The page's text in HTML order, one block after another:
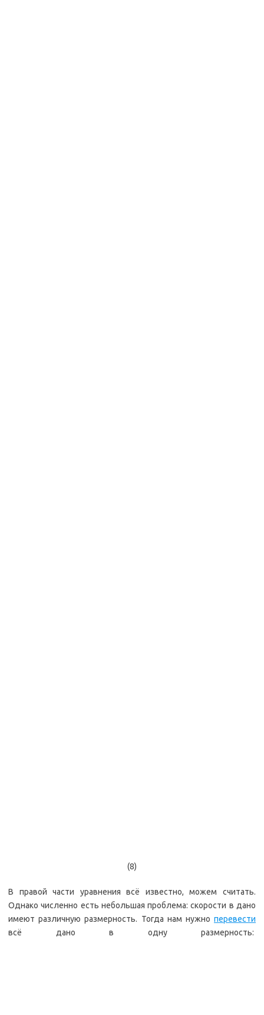
(8)
В правой части уравнения всё известно, можем считать.
Однако численно есть небольшая проблема: скорости в дано
имеют различную размерность. Тогда нам нужно перевести
всё дано в одну размерность: